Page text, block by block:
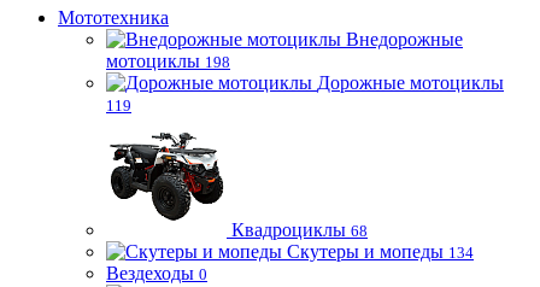
Мототехника
Внедорожные
мотоциклы 198
Дорожные мотоциклы
119
Квадроциклы 68
Скутеры и мопеды 134
Вездеходы 0